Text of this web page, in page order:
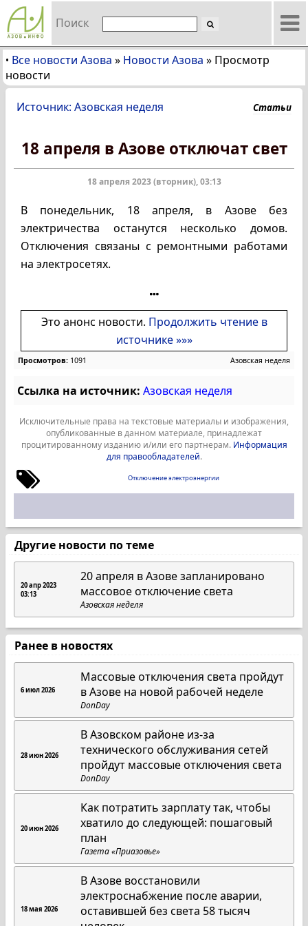
Поиск
• Все новости Азова » Новости Азова » Просмотр
новости
Источник: Азовская неделя Статьи
18 апреля в Азове отключат свет
18 апреля 2023 (вторник), 03:13
В понедельник, 18 апреля, в Азове без
электричества останутся несколько домов.
Отключения связаны с ремонтными работами
на электросетях.
Это анонс новости. Продолжить чтение в
источнике »»»
Просмотров: 1091 Азовская неделя
Ссылка на источник: Азовская неделя
Исключительные права на текстовые материалы и изображения,
опубликованные в данном материале, принадлежат
процитированному изданию и/или его партнерам. Информация
для правообладателей.
Отключение электроэнергии
Другие новости по теме
20 апр 2023
03:13
20 апреля в Азове запланировано
массовое отключение света
Азовская неделя
Ранее в новостях
6 июл 2026
Массовые отключения света пройдут
в Азове на новой рабочей неделе
DonDay
28 июн 2026
В Азовском районе из-за
технического обслуживания сетей
пройдут массовые отключения света
DonDay
20 июн 2026
Как потратить зарплату так, чтобы
хватило до следующей: пошаговый
план
Газета «Приазовье»
18 мая 2026
В Азове восстановили
электроснабжение после аварии,
оставившей без света 58 тысяч